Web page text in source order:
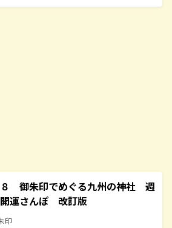
８ 御朱印でめぐる九州の神社 週
運さんぽ 改訂版
印